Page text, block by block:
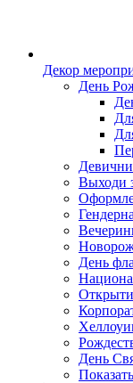
Декор
День
Выходи
День
День